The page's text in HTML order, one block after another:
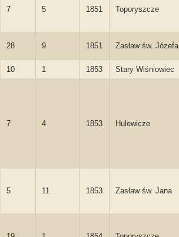
7 5 1851 Toporyszcze
28 9 1851 Zasław św. Józefa
10 1 1853 Stary Wiśniowiec
7 4 1853 Hulewicze
5 11 1853 Zasław św. Jana